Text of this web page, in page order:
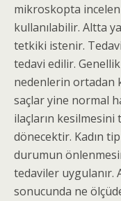
mikroskopta
kullanılabilir. Altta
tetkiki istenir.
tedavi edilir.
nedenlerin ortadan
saçlar yine normal
ilaçların
dönecektir. Kadın
durumun
tedaviler uygulanır.
sonucunda ne